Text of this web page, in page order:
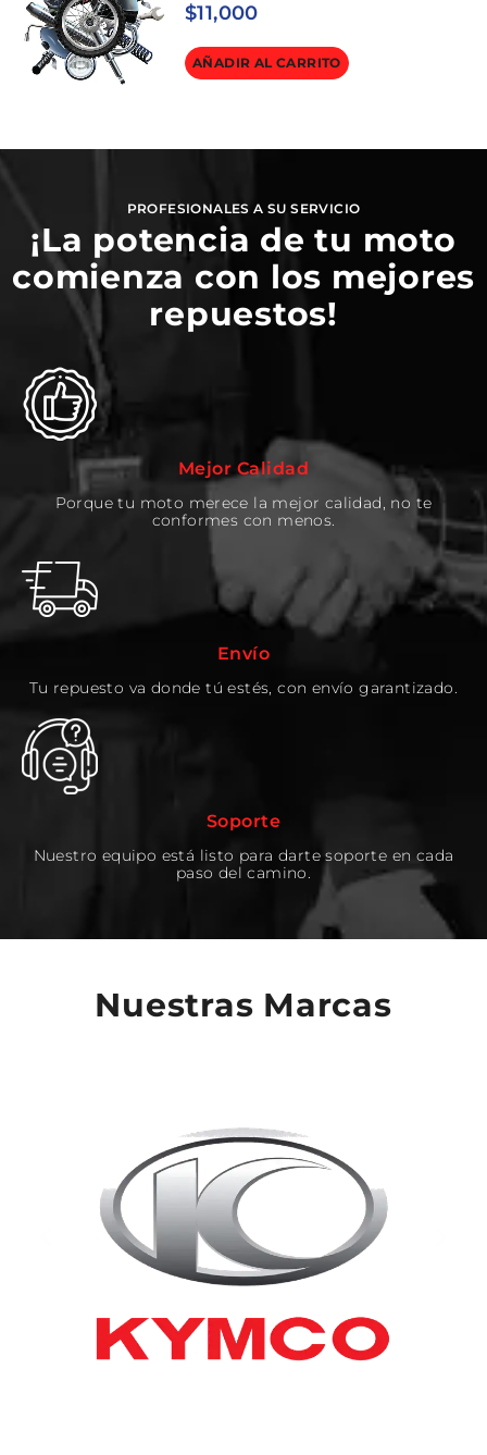
$11,000
AÑADIR AL CARRITO
PROFESIONALES A SU SERVICIO
¡La potencia de tu moto
comienza con los mejores
repuestos!
Mejor Calidad
Porque tu moto merece la mejor calidad, no te
conformes con menos.
Envío
Tu repuesto va donde tú estés, con envío garantizado.
Soporte
Nuestro equipo está listo para darte soporte en cada
paso del camino.
Nuestras Marcas